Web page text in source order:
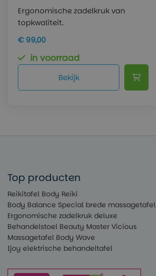
Ergonomische zadelkruk van
topkwaliteit.
€ 99,00
in voorraad
Bekijk
Top producten
Reikitafel Body Reiki
Body Balance Special brede massagetafel
Ergonomische zadelkruk deluxe
Behandelstoel Beauty Master Vicious
Massagetafel Body Wave
Ijoy elektrische behandeltafel